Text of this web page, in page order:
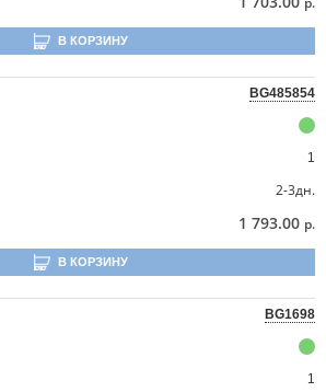
В КОРЗИНУ
BG485854
1
2-3дн.
1 793.00 р.
В КОРЗИНУ
BG1698
1